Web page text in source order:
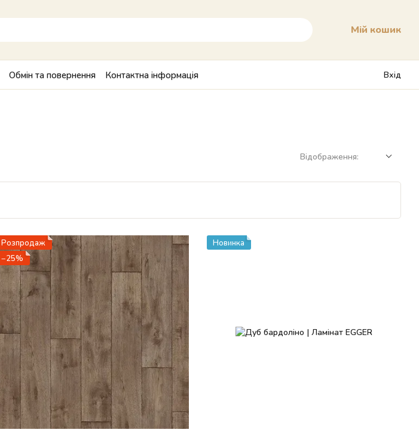
Мій кошик
Обмін та повернення Контактна інформація Вхід
Відображення:
Розпродаж
−25%
Новинка